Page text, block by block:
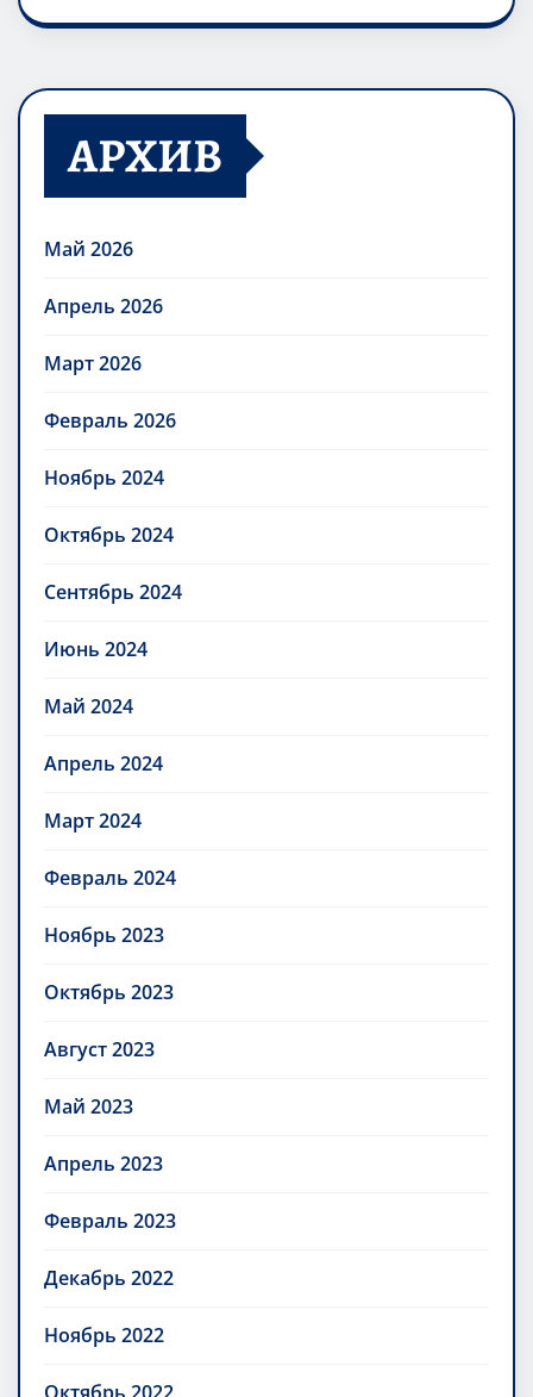
АРХИВ
Май 2026
Апрель 2026
Март 2026
Февраль 2026
Ноябрь 2024
Октябрь 2024
Сентябрь 2024
Июнь 2024
Май 2024
Апрель 2024
Март 2024
Февраль 2024
Ноябрь 2023
Октябрь 2023
Август 2023
Май 2023
Апрель 2023
Февраль 2023
Декабрь 2022
Ноябрь 2022